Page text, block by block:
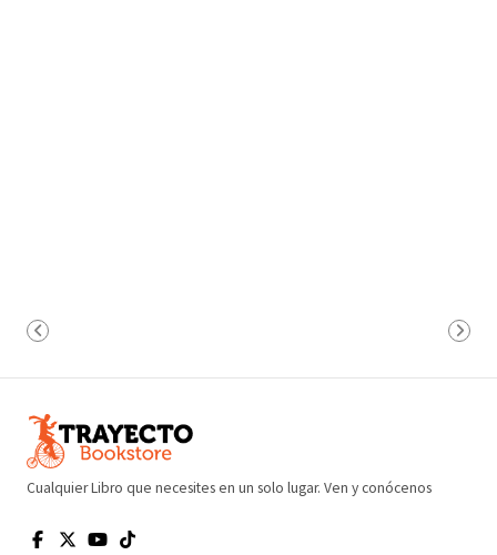
Cualquier Libro que necesites en un solo lugar. Ven y conócenos